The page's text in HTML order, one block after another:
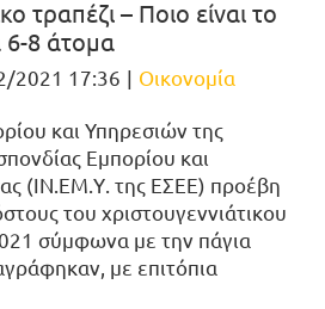
τραπέζι – Ποιο είναι το
6-8 άτομα
2021 17:36 | Οικονομία
και Υπηρεσιών της
Εμπορίου και
(ΙΝ.ΕΜ.Υ. της ΕΣΕΕ) προέβη
του χριστουγεννιάτικου
σύμφωνα με την πάγια
με επιτόπια